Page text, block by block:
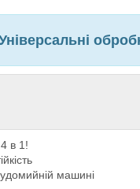
в 1!
машині